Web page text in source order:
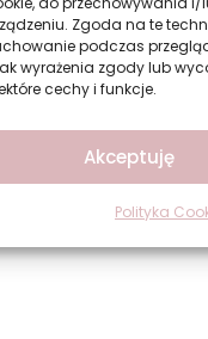
Zgoda na te
podczas
wyrażenia zgody lub
cechy i funkcje.
Akceptuję
Polityka
porannej kawy, jak